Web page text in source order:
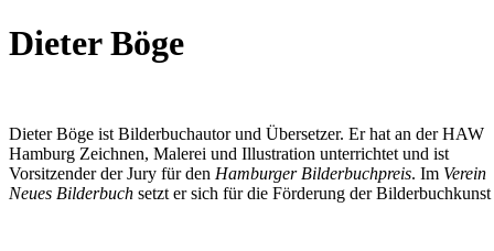
Dieter Böge
Dieter Böge ist Bilderbuchautor und Übersetzer. Er hat an der HAW
Hamburg Zeichnen, Malerei und Illustration unterrichtet und ist
Vorsitzender der Jury für den Hamburger Bilderbuchpreis. Im Verein
Neues Bilderbuch setzt er sich für die Förderung der